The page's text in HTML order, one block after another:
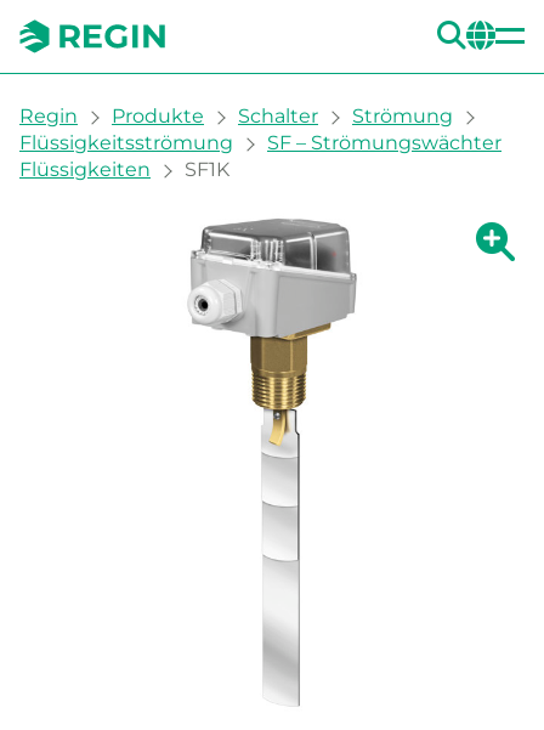
You are here:
Regin Produkte Schalter
Strömung
Flüssigkeitsströmung
SF – Strömungswächter
Flüssigkeiten
SF1K
Zeige